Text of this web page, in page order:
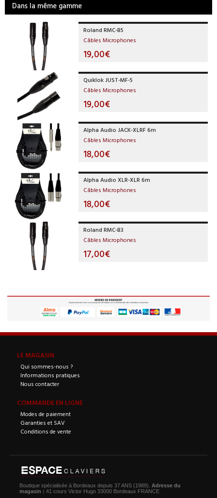
Dans la même gamme
Roland RMC-B5
Câbles Microphones
19,00€
Quiklok JUST-MF-5
Câbles Microphones
19,00€
Alpha Audio JACK-XLRF 6m
Câbles Microphones
18,00€
Alpha Audio XLR-XLR 6m
Câbles Microphones
18,00€
Roland RMC-B3
Câbles Microphones
17,00€
LE MAGASIN
Qui sommes-nous ?
Informations pratiques
Nous contacter
COMMANDE EN LIGNE
Modes de paiement
Garanties et SAV
Conditions de vente
Boutique spécialisée à Bordeaux depuis 37 ANS (1989). Adresse du
magasin : 41 cours Victor Hugo 33000 Bordeaux FRANCE